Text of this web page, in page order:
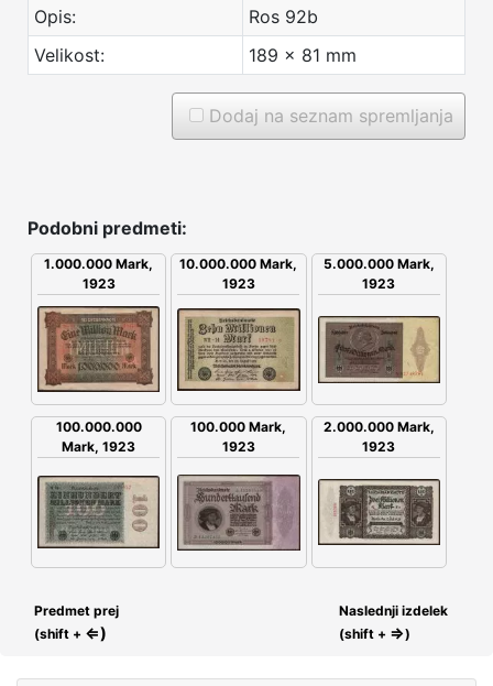
Opis:
Ros 92b
Velikost:
189 x 81 mm
Dodaj na seznam spremljanja
Podobni predmeti:
1.000.000 Mark,
1923
10.000.000 Mark,
1923
5.000.000 Mark,
1923
100.000.000
Mark, 1923
100.000 Mark,
1923
2.000.000 Mark,
1923
Predmet prej
(shift + ⇐)
Naslednji izdelek
(shift + ⇒)